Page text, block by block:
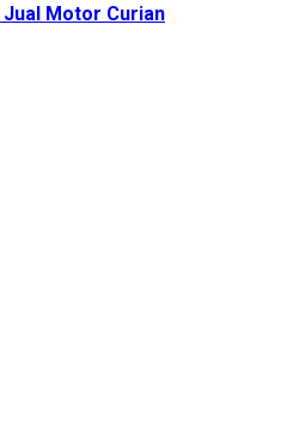
Jual Motor Curian